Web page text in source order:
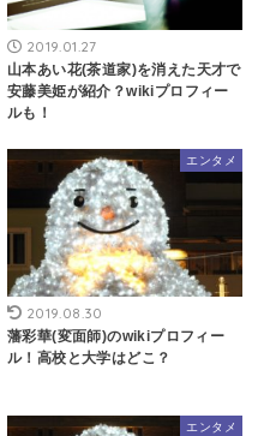
2019.01.27
山本あい花(茶道家)を消えた天才で
安藤美姫が紹介？wikiプロフィー
ルも！
エンタメ
2019.08.30
藩彩華(変面師)のwikiプロフィー
ル！高校と大学はどこ？
エンタメ